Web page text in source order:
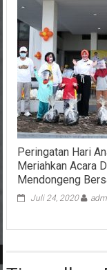
Peringatan Hari
Meriahkan Acara
Mendongeng
Juli 24, 2020